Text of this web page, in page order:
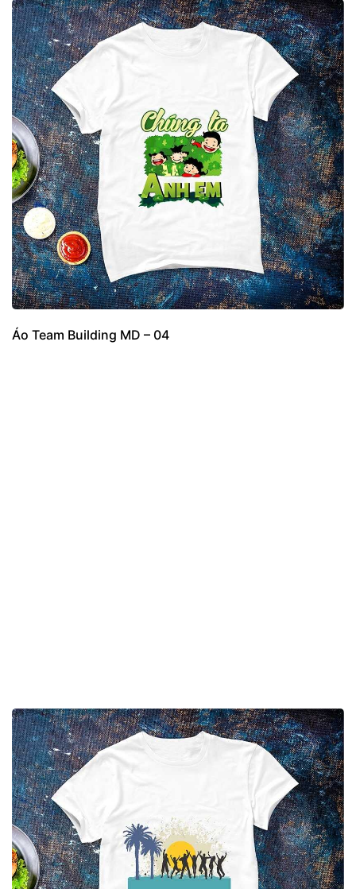
Áo Team Building MD – 04